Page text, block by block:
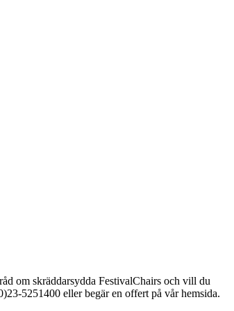
om skräddarsydda FestivalChairs och vill du
5251400 eller begär en offert på vår hemsida.